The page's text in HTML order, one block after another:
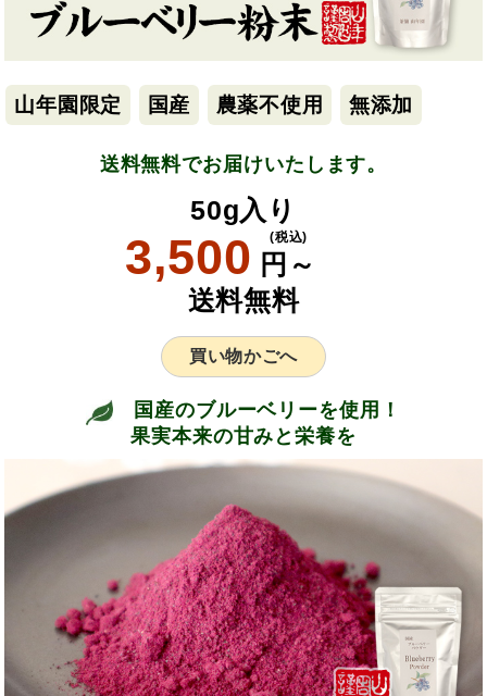
山年園限定 国産 農薬不使用 無添加
送料無料でお届けいたします。
50g入り
3,500 円～
(税込)
送料無料
買い物かごへ
国産のブルーベリーを使用！
果実本来の甘みと栄養を